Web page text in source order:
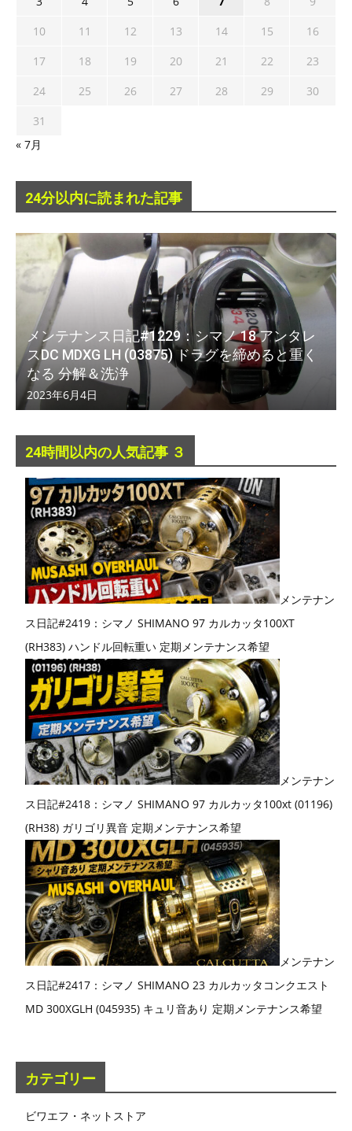
10
11 12 13 14 15
16
17
18 19 20 21 22
23
24
25 26 27 28 29
30
31
« 7月
24分以内に読まれた記事
メンテナンス日記#1229：シマノ 18 アンタレ
スDC MDXG LH (03875) ドラグを締めると重く
なる 分解＆洗浄
2023年6月4日
24時間以内の人気記事 ３
メンテナン
ス日記#2419：シマノ SHIMANO 97 カルカッタ100XT
(RH383) ハンドル回転重い 定期メンテナンス希望
メンテナン
ス日記#2418：シマノ SHIMANO 97 カルカッタ100xt (01196)
(RH38) ガリゴリ異音 定期メンテナンス希望
メンテナン
ス日記#2417：シマノ SHIMANO 23 カルカッタコンクエスト
MD 300XGLH (045935) キュリ音あり 定期メンテナンス希望
カテゴリー
ビワエフ・ネットストア